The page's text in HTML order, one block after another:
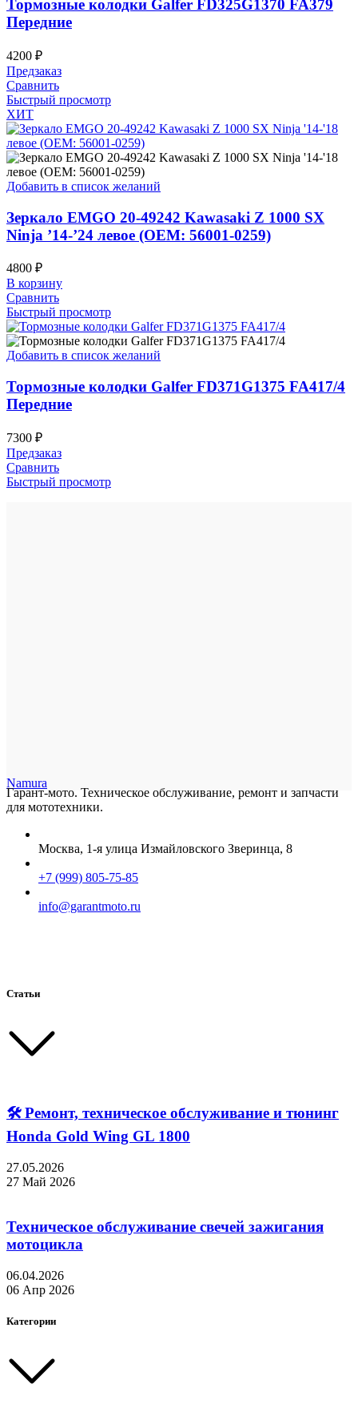
Тормозные колодки Galfer FD325G1370 FA379
Передние
4200 ₽
Предзаказ
Сравнить
Быстрый просмотр
ХИТ
Добавить в список желаний
Зеркало EMGO 20-49242 Kawasaki Z 1000 SX
Ninja ’14-’24 левое (OEM: 56001-0259)
4800 ₽
В корзину
Сравнить
Быстрый просмотр
Добавить в список желаний
Тормозные колодки Galfer FD371G1375 FA417/4
Передние
7300 ₽
Предзаказ
Сравнить
Быстрый просмотр
Namura
Гарант-мото. Техническое обслуживание, ремонт и запчасти
для мототехники.
Москва, 1-я улица Измайловского Зверинца, 8
+7 (999) 805-75-85
info@garantmoto.ru
Статьи
🛠 Ремонт, техническое обслуживание и тюнинг
Honda Gold Wing GL 1800
27.05.2026
27 Май 2026
Техническое обслуживание свечей зажигания
мотоцикла
06.04.2026
06 Апр 2026
Категории